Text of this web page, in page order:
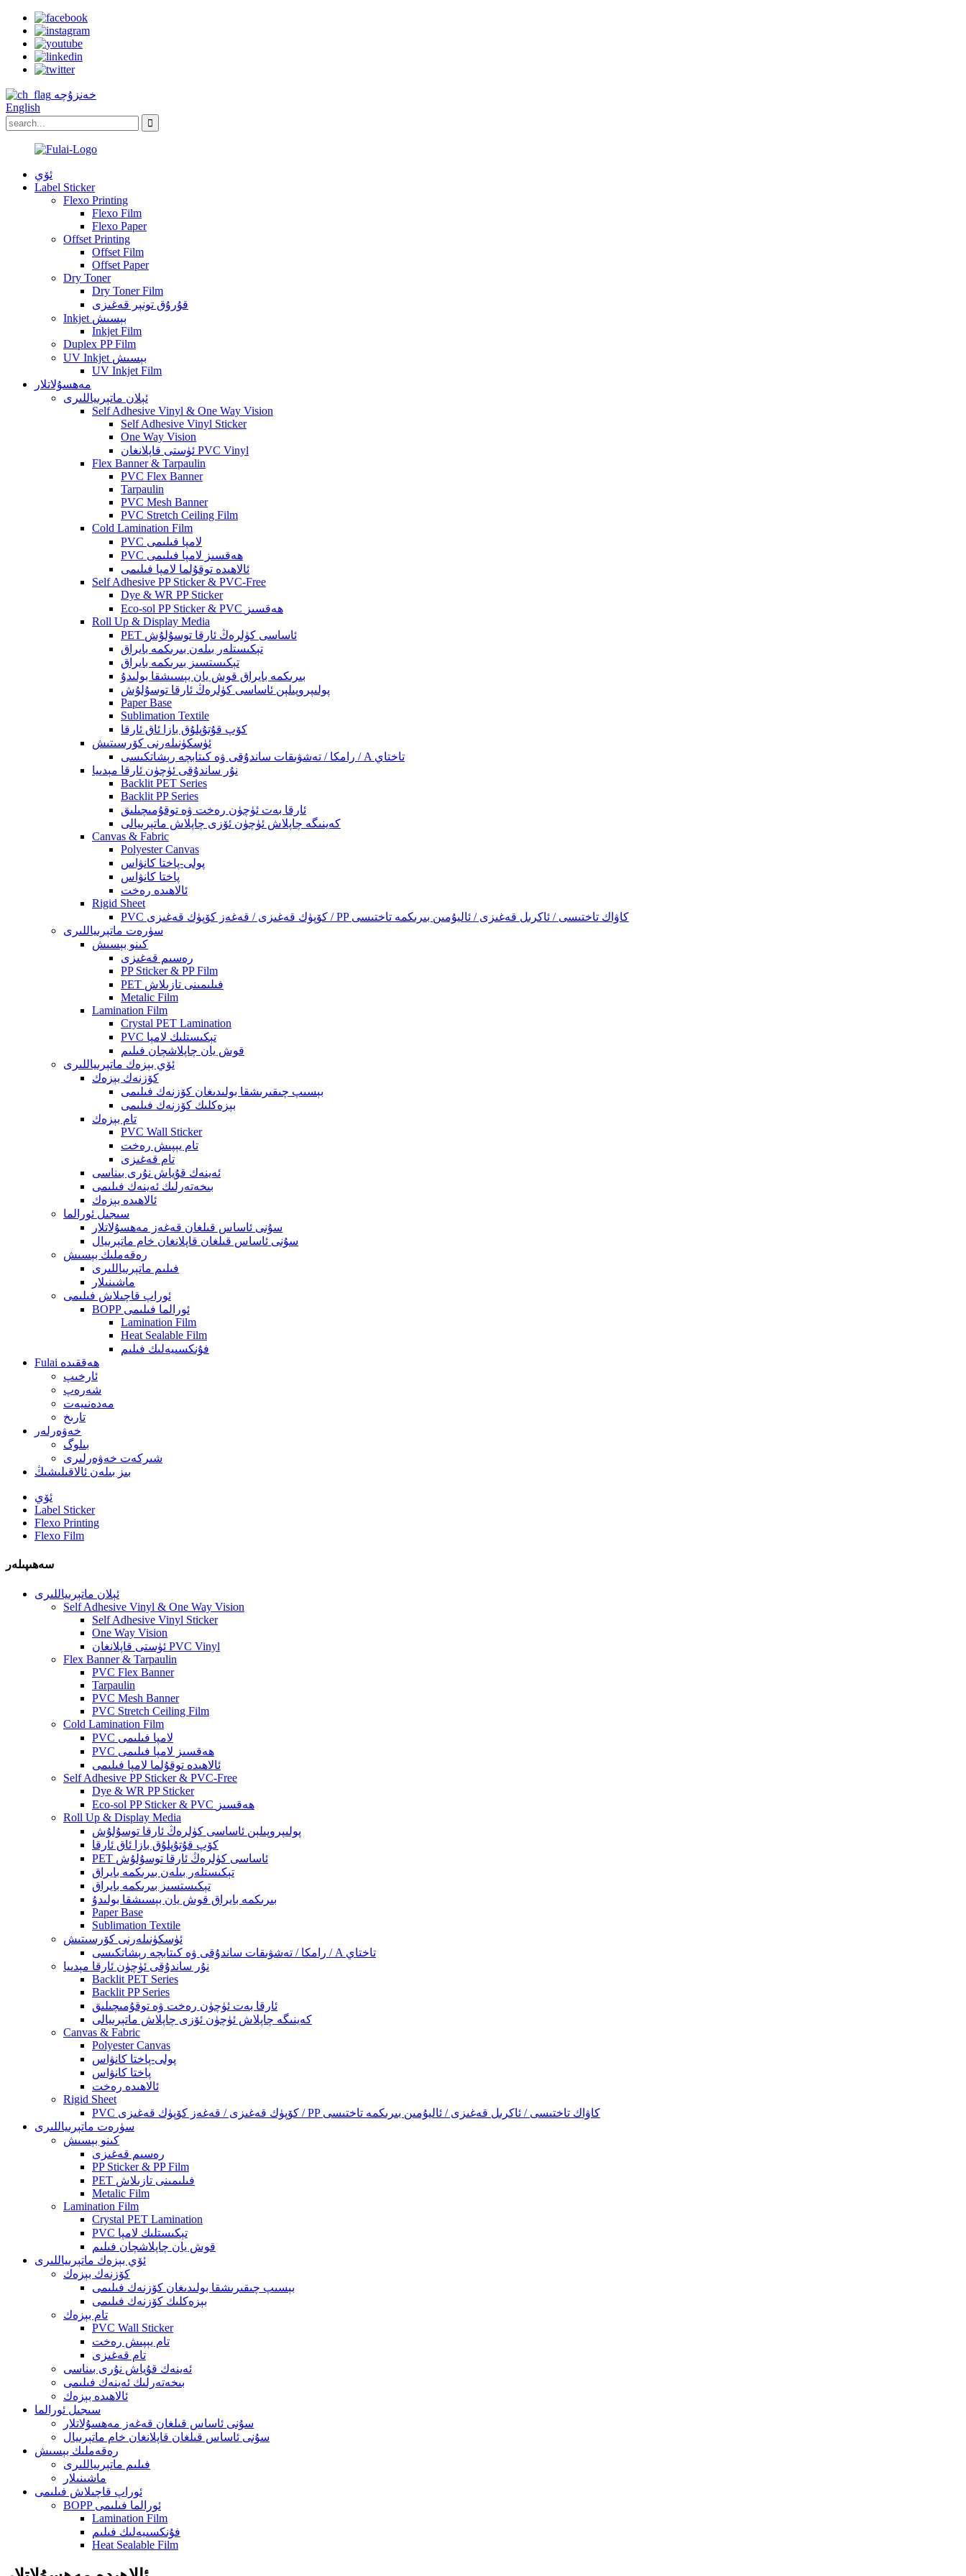
خەنزۇچە
English
ئۆي
Label Sticker
Flexo Printing
Flexo Film
Flexo Paper
Offset Printing
Offset Film
Offset Paper
Dry Toner
Dry Toner Film
قۇرۇق تونېر قەغىزى
Inkjet بېسىش
Inkjet Film
Duplex PP Film
UV Inkjet بېسىش
UV Inkjet Film
مەھسۇلاتلار
ئېلان ماتېرىياللىرى
Self Adhesive Vinyl & One Way Vision
Self Adhesive Vinyl Sticker
One Way Vision
ئۈستى قاپلانغان PVC Vinyl
Flex Banner & Tarpaulin
PVC Flex Banner
Tarpaulin
PVC Mesh Banner
PVC Stretch Ceiling Film
Cold Lamination Film
PVC لامپا فىلىمى
PVC ھەقسىز لامپا فىلىمى
ئالاھىدە توقۇلما لامپا فىلىمى
Self Adhesive PP Sticker & PVC-Free
Dye & WR PP Sticker
Eco-sol PP Sticker & PVC ھەقسىز
Roll Up & Display Media
PET ئاساسى كۈلرەڭ ئارقا توسۇلۇش
تېكىستلەر بىلەن بىرىكمە بايراق
تېكىستسىز بىرىكمە بايراق
بىرىكمە بايراق قوش يان بېسىشقا بولىدۇ
پولىپروپىلېن ئاساسى كۈلرەڭ ئارقا توسۇلۇش
Paper Base
Sublimation Textile
كۆپ قۇتۇپلۇق بازا ئاق ئارقا
ئۈسكۈنىلەرنى كۆرسىتىش
رامكا / تەشۋىقات ساندۇقى ۋە كىتابچە رېشاتكىسى / A تاختاي
نۇر ساندۇقى ئۈچۈن ئارقا مېدىيا
Backlit PET Series
Backlit PP Series
ئارقا بەت ئۈچۈن رەخت ۋە توقۇمىچىلىق
كەينىگە چاپلاش ئۈچۈن ئۆزى چاپلاش ماتېرىيالى
Canvas & Fabric
Polyester Canvas
پولى-پاختا كانۋاس
پاختا كانۋاس
ئالاھىدە رەخت
Rigid Sheet
PVC كۆپۈك قەغىزى / قەغەز كۆپۈك قەغىزى / PP كاۋاك تاختىسى / ئاكرىل قەغىزى / ئاليۇمىن بىرىكمە تاختىسى
سۈرەت ماتېرىياللىرى
كىنو بېسىش
رەسىم قەغىزى
PP Sticker & PP Film
PET فىلىمىنى تازىلاش
Metalic Film
Lamination Film
Crystal PET Lamination
PVC تېكىستلىك لامپا
قوش يان چاپلاشچان فىلىم
ئۆي بېزەك ماتېرىياللىرى
كۆزنەك بېزەك
بېسىپ چىقىرىشقا بولىدىغان كۆزنەك فىلىمى
بېزەكلىك كۆزنەك فىلىمى
تام بېزەك
PVC Wall Sticker
تام يېپىش رەخت
تام قەغىزى
ئەينەك قۇياش نۇرى بىناسى
بىخەتەرلىك ئەينەك فىلىمى
ئالاھىدە بېزەك
سىجىل ئورالما
سۇنى ئاساس قىلغان قەغەز مەھسۇلاتلار
سۇنى ئاساس قىلغان قاپلانغان خام ماتېرىيال
رەقەملىك بېسىش
فىلىم ماتېرىياللىرى
ماشىنىلار
ئوراپ قاچىلاش فىلىمى
BOPP ئورالما فىلىمى
Lamination Film
Heat Sealable Film
فۇنكسىيەلىك فىلىم
Fulai ھەققىدە
ئارخىپ
شەرەپ
مەدەنىيەت
تارىخ
خەۋەرلەر
بىلوگ
شىركەت خەۋەرلىرى
بىز بىلەن ئالاقىلىشىڭ
ئۆي
Label Sticker
Flexo Printing
Flexo Film
سەھىپىلەر
ئېلان ماتېرىياللىرى
Self Adhesive Vinyl & One Way Vision
Self Adhesive Vinyl Sticker
One Way Vision
ئۈستى قاپلانغان PVC Vinyl
Flex Banner & Tarpaulin
PVC Flex Banner
Tarpaulin
PVC Mesh Banner
PVC Stretch Ceiling Film
Cold Lamination Film
PVC لامپا فىلىمى
PVC ھەقسىز لامپا فىلىمى
ئالاھىدە توقۇلما لامپا فىلىمى
Self Adhesive PP Sticker & PVC-Free
Dye & WR PP Sticker
Eco-sol PP Sticker & PVC ھەقسىز
Roll Up & Display Media
پولىپروپىلېن ئاساسى كۈلرەڭ ئارقا توسۇلۇش
كۆپ قۇتۇپلۇق بازا ئاق ئارقا
PET ئاساسى كۈلرەڭ ئارقا توسۇلۇش
تېكىستلەر بىلەن بىرىكمە بايراق
تېكىستسىز بىرىكمە بايراق
بىرىكمە بايراق قوش يان بېسىشقا بولىدۇ
Paper Base
Sublimation Textile
ئۈسكۈنىلەرنى كۆرسىتىش
رامكا / تەشۋىقات ساندۇقى ۋە كىتابچە رېشاتكىسى / A تاختاي
نۇر ساندۇقى ئۈچۈن ئارقا مېدىيا
Backlit PET Series
Backlit PP Series
ئارقا بەت ئۈچۈن رەخت ۋە توقۇمىچىلىق
كەينىگە چاپلاش ئۈچۈن ئۆزى چاپلاش ماتېرىيالى
Canvas & Fabric
Polyester Canvas
پولى-پاختا كانۋاس
پاختا كانۋاس
ئالاھىدە رەخت
Rigid Sheet
PVC كۆپۈك قەغىزى / قەغەز كۆپۈك قەغىزى / PP كاۋاك تاختىسى / ئاكرىل قەغىزى / ئاليۇمىن بىرىكمە تاختىسى
سۈرەت ماتېرىياللىرى
كىنو بېسىش
رەسىم قەغىزى
PP Sticker & PP Film
PET فىلىمىنى تازىلاش
Metalic Film
Lamination Film
Crystal PET Lamination
PVC تېكىستلىك لامپا
قوش يان چاپلاشچان فىلىم
ئۆي بېزەك ماتېرىياللىرى
كۆزنەك بېزەك
بېسىپ چىقىرىشقا بولىدىغان كۆزنەك فىلىمى
بېزەكلىك كۆزنەك فىلىمى
تام بېزەك
PVC Wall Sticker
تام يېپىش رەخت
تام قەغىزى
ئەينەك قۇياش نۇرى بىناسى
بىخەتەرلىك ئەينەك فىلىمى
ئالاھىدە بېزەك
سىجىل ئورالما
سۇنى ئاساس قىلغان قەغەز مەھسۇلاتلار
سۇنى ئاساس قىلغان قاپلانغان خام ماتېرىيال
رەقەملىك بېسىش
فىلىم ماتېرىياللىرى
ماشىنىلار
ئوراپ قاچىلاش فىلىمى
BOPP ئورالما فىلىمى
Lamination Film
فۇنكسىيەلىك فىلىم
Heat Sealable Film